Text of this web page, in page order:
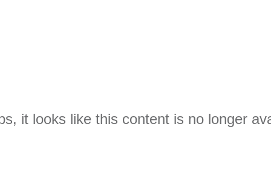
it looks like this content is no longer